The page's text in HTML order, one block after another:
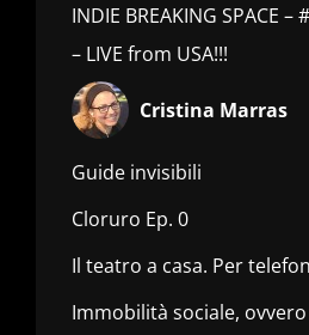
INDIE BREAKING SPACE
– LIVE from USA!!!
Cristina Marras
Guide invisibili
Cloruro Ep. 0
Il teatro a casa. Per
Immobilità sociale,